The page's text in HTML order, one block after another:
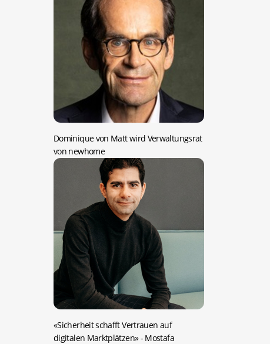
Dominique von Matt wird Verwaltungsrat
von newhome
«Sicherheit schafft Vertrauen auf
digitalen Marktplätzen»- Mostafa